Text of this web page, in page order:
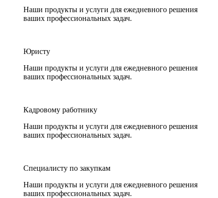
Наши продукты и услуги для ежедневного решения
ваших профессиональных задач.
Юристу
Наши продукты и услуги для ежедневного решения
ваших профессиональных задач.
Кадровому работнику
Наши продукты и услуги для ежедневного решения
ваших профессиональных задач.
Специалисту по закупкам
Наши продукты и услуги для ежедневного решения
ваших профессиональных задач.